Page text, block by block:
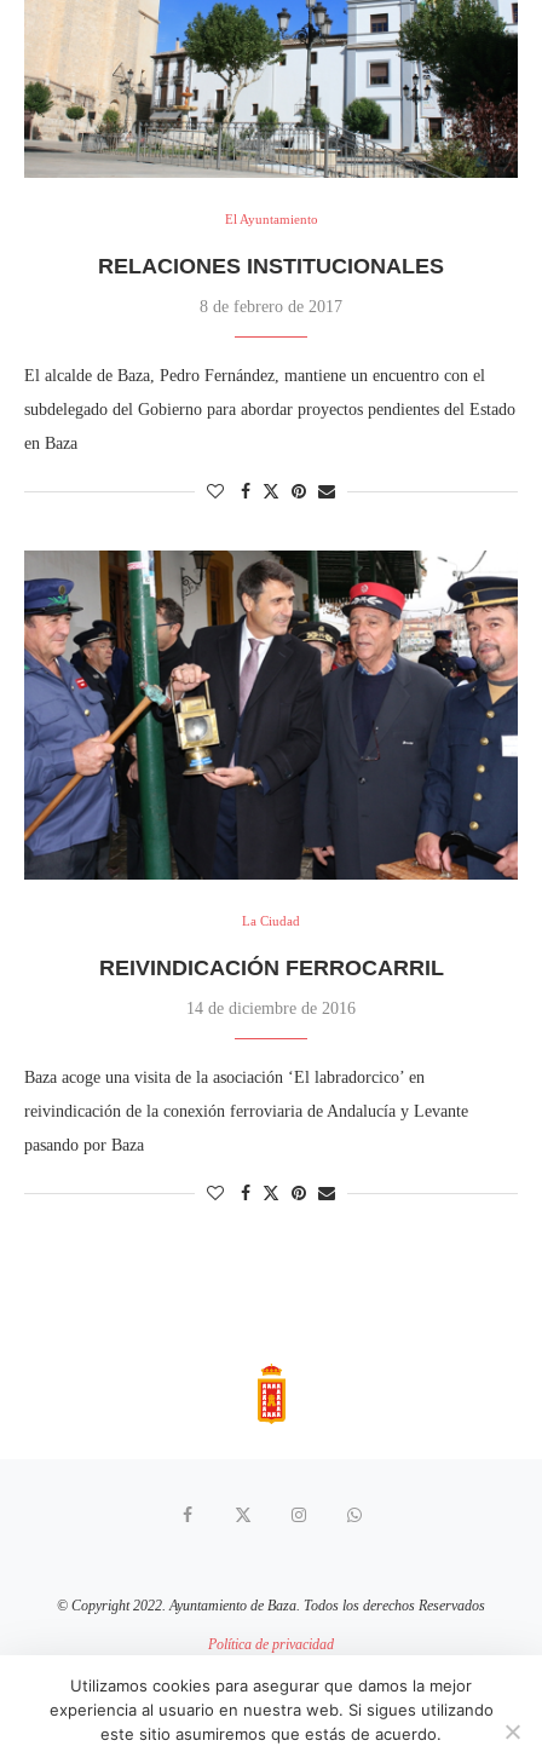
El Ayuntamiento
RELACIONES INSTITUCIONALES
8 de febrero de 2017
El alcalde de Baza, Pedro Fernández, mantiene un encuentro con el
subdelegado del Gobierno para abordar proyectos pendientes del Estado
en Baza
La Ciudad
REIVINDICACIÓN FERROCARRIL
14 de diciembre de 2016
Baza acoge una visita de la asociación ‘El labradorcico’ en
reivindicación de la conexión ferroviaria de Andalucía y Levante
pasando por Baza
© Copyright 2022. Ayuntamiento de Baza. Todos los derechos Reservados
Política de privacidad
Política de cookies
sitio web mantenido porpixelcero.com
Utilizamos cookies para asegurar que damos la mejor
experiencia al usuario en nuestra web. Si sigues utilizando
este sitio asumiremos que estás de acuerdo.